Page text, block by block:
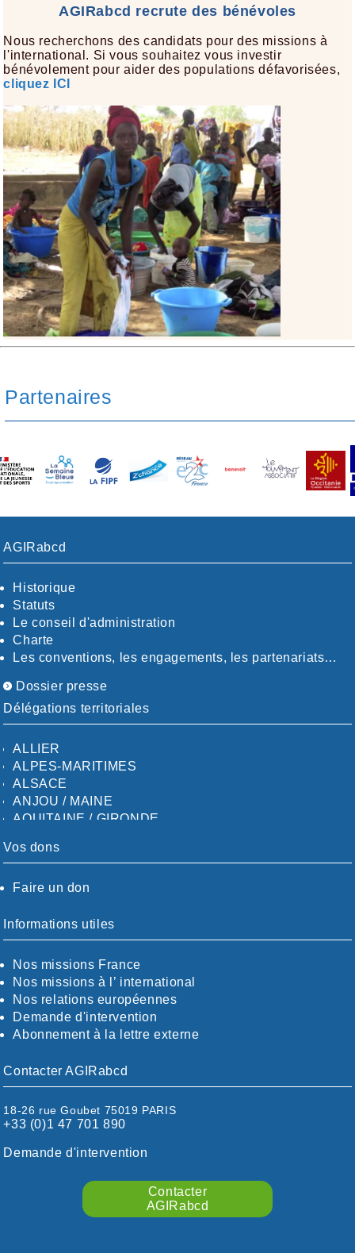
AGIRabcd recrute des bénévoles
Nous recherchons des candidats pour des missions à
l'international. Si vous souhaitez vous investir
bénévolement pour aider des populations défavorisées,
cliquez ICI
Partenaires
AGIRabcd
Historique
Statuts
Le conseil d'administration
Charte
Les conventions, les engagements, les partenariats…
Dossier presse
Délégations territoriales
ALLIER
ALPES-MARITIMES
ALSACE
ANJOU / MAINE
AQUITAINE / GIRONDE
AUDE
CALVADOS-ORNE
CHARENTE-MARITIME
CÖTE-D'OR
CÖTES-D'ARMOR
DORDOGNE
DRÖME / ARDÈCHE
ESSONNE
EURE-ET-LOIR
FINISTÈRE
HAUTES-PYRÉNÉES
HÉRAULT
ILLE ET VILAINE
LOIRE / OCÉAN
Vos dons
Faire un don
Informations utiles
Nos missions France
Nos missions à l’ international
Nos relations européennes
Demande d'intervention
Abonnement à la lettre externe
Contacter AGIRabcd
18-26 rue Goubet 75019 PARIS
+33 (0)1 47 701 890
Demande d'intervention
Contacter
AGIRabcd